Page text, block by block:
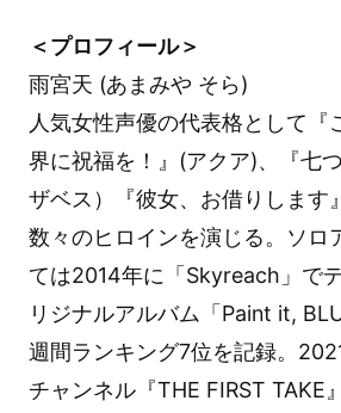
＜プロフィール＞
雨宮天 (あまみや そら)
人気女性声優の代表格として『
界に祝福を！』(アクア)、『七
ザベス）『彼女、お借りします
数々のヒロインを演じる。ソロ
ては2014年に「Skyreach」で
リジナルアルバム「Paint it,
週間ランキング7位を記録。
チャンネル『THE FIRST TAKE